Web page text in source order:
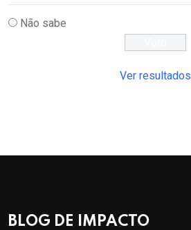
Não sabe
Ver resultados
BLOG DE IMPACTO